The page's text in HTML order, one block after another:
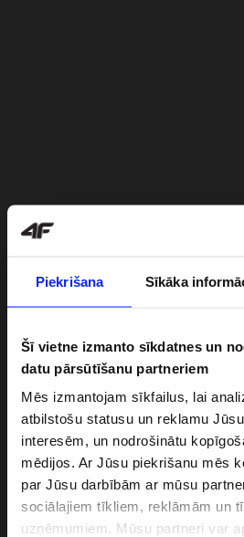
Piekrišana Sīkāka
Šī vietne izmanto sīkdatnes un
datu pārsūtīšanu partneriem
Mēs izmantojam sīkfailus, lai
atbilstošu statusu un reklamu
interesēm, un nodrošinātu
mēdijos. Ar Jūsu piekrišanu mēs
par Jūsu darbībām ar mūsu
sociālajiem tīkliem, reklāmām un
uzņēmumiem. Mūsu partneri var